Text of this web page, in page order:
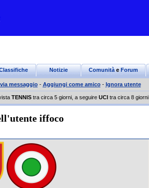
Notizie Comunitàe Forum
messaggio- Aggiungi come amico- Ignora utente
TENNIS tra circa 5 giorni, a seguire UCI tra circa 8 giorni
iffoco